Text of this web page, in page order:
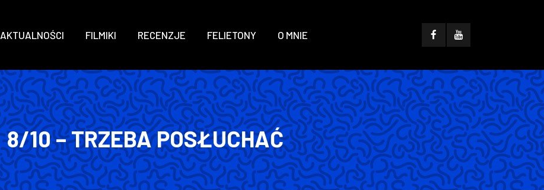
AKTUALNOŚCI FILMIKI RECENZJE FELIETONY O MNIE
8/10 – TRZEBA POSŁUCHAĆ